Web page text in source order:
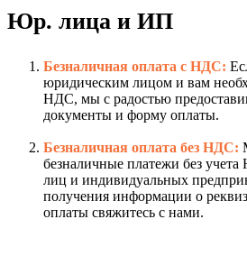
Юр. лица и ИП
Безналичная оплата с НДС:
юридическим лицом и вам
НДС, мы с радостью
документы и форму оплаты.
Безналичная оплата без НДС:
безналичные платежи без
лиц и индивидуальных
получения информации о
оплаты свяжитесь с нами.